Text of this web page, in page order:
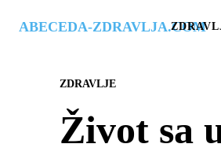
ABECEDA-ZDRAVLJA.COM
ZDRAVLJE
Život sa